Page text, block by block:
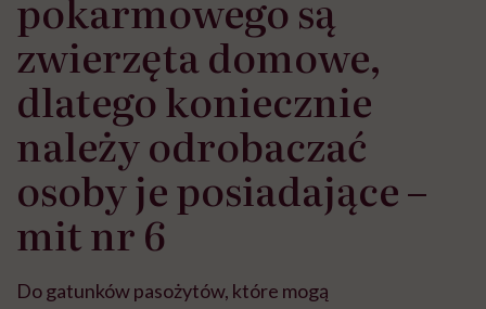
pokarmowego są
zwierzęta domowe,
dlatego koniecznie
należy odrobaczać
osoby je posiadające –
mit nr 6
Do gatunków pasożytów, które mogą